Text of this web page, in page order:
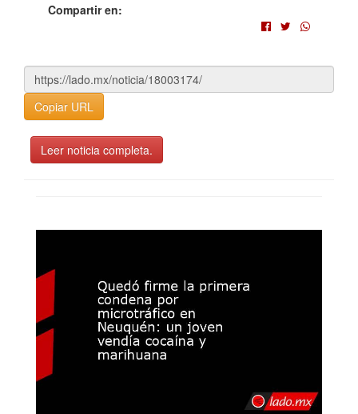
Compartir en:
Copiar URL
Leer noticia completa.